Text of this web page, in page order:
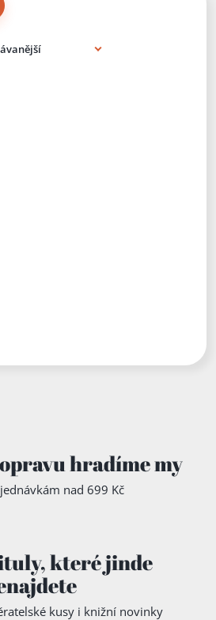
hradíme my
nad 699 Kč
které jinde
kusy i knižní novinky